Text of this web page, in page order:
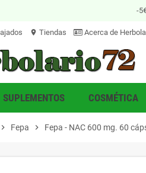
-
location_on Tiendas Acerca de
SUPLEMENTOS COSMÉTICA
chevron_right Fepa chevron_right Fepa - NAC 600 mg. 60